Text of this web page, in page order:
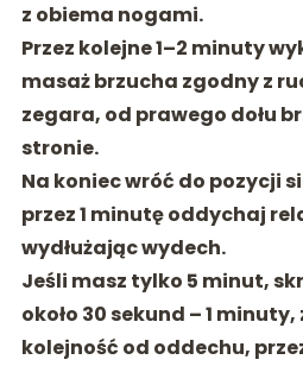
z obiema nogami.
Przez kolejne 1–2 minuty
masaż brzucha zgodny z
zegara, od prawego dołu
stronie.
Na koniec wróć do pozycji
przez 1 minutę oddychaj
wydłużając wydech.
Jeśli masz tylko 5 minut,
około 30 sekund – 1
kolejność od oddechu,